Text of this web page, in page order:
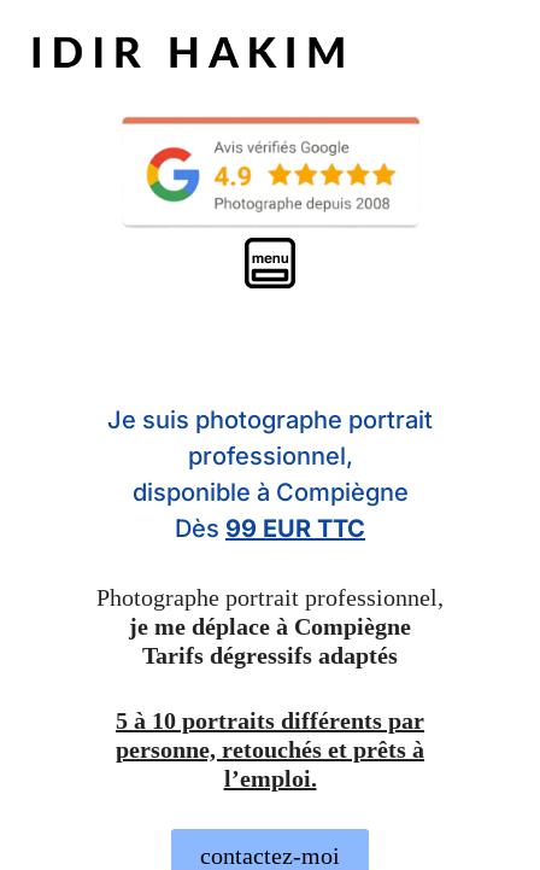
Je suis photographe portrait
professionnel,
disponible à Compiègne
Dès 99 EUR TTC
Photographe portrait professionnel,
je me déplace à Compiègne
Tarifs dégressifs adaptés
5 à 10 portraits différents par
personne, retouchés et prêts à
l’emploi.
contactez-moi